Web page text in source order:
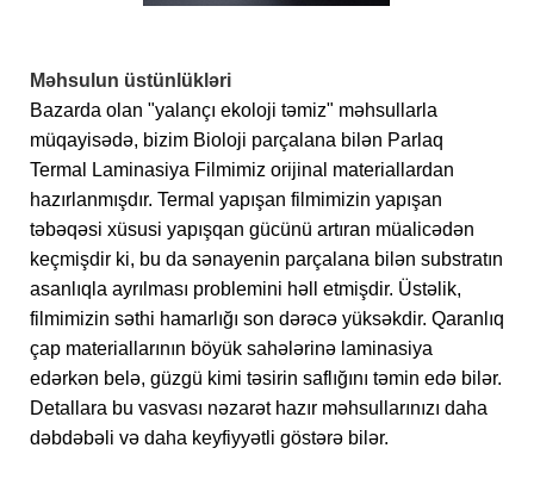
Məhsulun üstünlükləri
Bazarda olan "yalançı ekoloji təmiz" məhsullarla
müqayisədə, bizim Bioloji parçalana bilən Parlaq
Termal Laminasiya Filmimiz orijinal materiallardan
hazırlanmışdır. Termal yapışan filmimizin yapışan
təbəqəsi xüsusi yapışqan gücünü artıran müalicədən
keçmişdir ki, bu da sənayenin parçalana bilən substratın
asanlıqla ayrılması problemini həll etmişdir. Üstəlik,
filmimizin səthi hamarlığı son dərəcə yüksəkdir. Qaranlıq
çap materiallarının böyük sahələrinə laminasiya
edərkən belə, güzgü kimi təsirin saflığını təmin edə bilər.
Detallara bu vasvası nəzarət hazır məhsullarınızı daha
dəbdəbəli və daha keyfiyyətli göstərə bilər.